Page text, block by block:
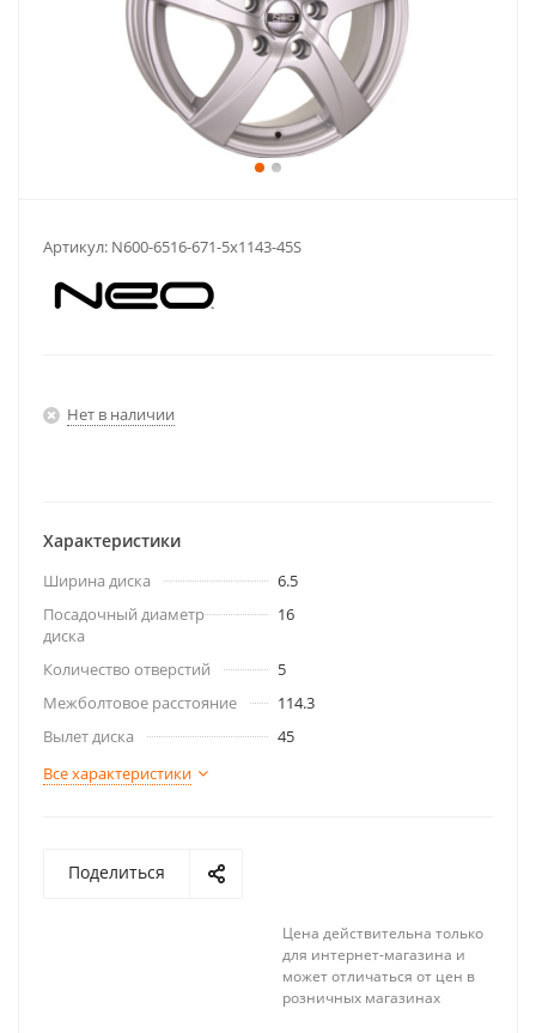
Артикул: N600-6516-671-5x1143-45S
Нет в наличии
Характеристики
Ширина диска
6.5
Посадочный диаметр
диска
16
Количество отверстий
5
Межболтовое расстояние
114.3
Вылет диска
45
Все характеристики
Поделиться
Цена действительна только
для интернет-магазина и
может отличаться от цен в
розничных магазинах